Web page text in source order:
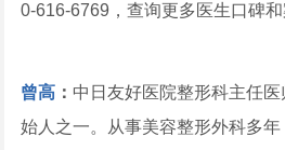
0-616-6769，查询更多医生口碑和
曾高 ： 中日友好医院整形科主任
始人之一。从事美容整形外科多